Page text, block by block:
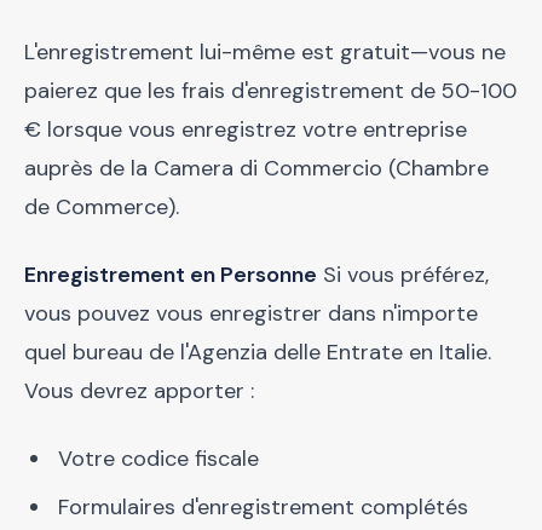
L'enregistrement lui-même est gratuit—vous ne
paierez que les frais d'enregistrement de 50-100
€ lorsque vous enregistrez votre entreprise
auprès de la Camera di Commercio (Chambre
de Commerce).
Enregistrement en Personne Si vous préférez,
vous pouvez vous enregistrer dans n'importe
quel bureau de l'Agenzia delle Entrate en Italie.
Vous devrez apporter :
Votre codice fiscale
Formulaires d'enregistrement complétés